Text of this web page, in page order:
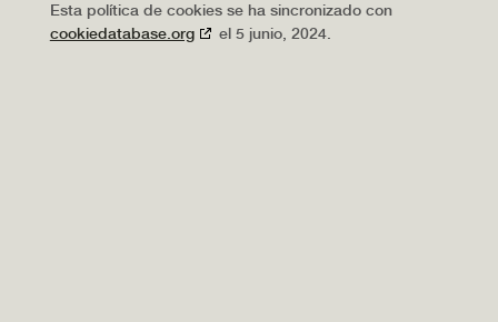
Esta política de cookies se ha sincronizado con
cookiedatabase.org
el 5 junio, 2024.